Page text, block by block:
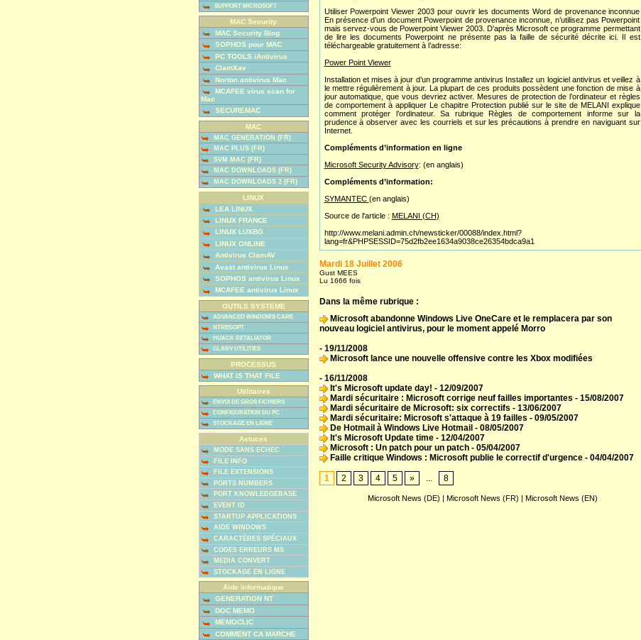
SUPPORT MICROSOFT
MAC Security
MAC Security Blog
SOPHOS pour MAC
PC TOOLS iAntivirus
ClamXav
Norton antivirus Mac
MCAFEE virus scan for
Mac
SECUREMAC
MAC
MAC GENERATION (FR)
MAC PLUS (FR)
SVM MAC (FR)
MAC DOWNLOADS (FR)
MAC DOWNLOADS 2 (FR)
LINUX
LEA LINUX
LINUX FRANCE
LINUX LUXBG
LINUX ONLINE
Antivirus ClamAV
Avast antivirus Linux
SOPHOS antivirus Linux
MCAFEE antivirus Linux
OUTILS SYSTEME
ADVANCED WINDOWS CARE
NTREGOPT
HIJACK RETALIATOR
GLARY UTILITIES
PROCESSUS
WHAT IS THAT FILE
Utilitaires
ENVOI DE GROS FICHIERS
CONFIGURATION DU PC
STOCKAGE EN LIGNE
Astuces
MODE SANS ECHEC
FILE INFO
FILE EXTENSIONS
PORTS NUMBERS
PORT KNOWLEDGEBASE
EVENT ID
STARTUP APPLICATIONS
AIDE WINDOWS
CARACTÈRES SPÉCIAUX
CODES ERREURS MS
MEDIA CONVERT
STOCKAGE EN LIGNE
Aide informatique
GENERATION NT
DOC MEMO
MEMOCLIC
COMMENT CA MARCHE
Utiliser Powerpoint Viewer 2003 pour ouvrir les documents Word de provenance inconnue
En présence d’un document Powerpoint de provenance inconnue, n’utilisez pas Powerpoint
mais servez-vous de Powerpoint Viewer 2003. D'après Microsoft ce programme permettant
de lire les documents Powerpoint ne présente pas la faille de sécurité décrite ici. Il est
téléchargeable gratuitement à l’adresse:
Power Point Viewer
Installation et mises à jour d’un programme antivirus Installez un logiciel antivirus et veillez à
le mettre régulièrement à jour. La plupart de ces produits possèdent une fonction de mise à
jour automatique, que vous devriez activer. Mesures de protection de l’ordinateur et règles
de comportement à appliquer Le chapitre Protection publié sur le site de MELANI explique
comment protéger l’ordinateur. Sa rubrique Règles de comportement informe sur la
prudence à observer avec les courriels et sur les précautions à prendre en naviguant sur
Internet.
Compléments d’information en ligne
Microsoft Security Advisory: (en anglais)
Compléments d’information:
SYMANTEC (en anglais)
Source de l'article : MELANI (CH)
http://www.melani.admin.ch/newsticker/00088/index.html?
lang=fr&PHPSESSID=75d2fb2ee1634a9038ce26354bdca9a1
Mardi 18 Juillet 2006
Gust MEES
Lu 1666 fois
Dans la même rubrique :
Microsoft abandonne Windows Live OneCare et le remplacera par son
nouveau logiciel antivirus, pour le moment appelé Morro
- 19/11/2008
Microsoft lance une nouvelle offensive contre les Xbox modifiées
- 16/11/2008
It's Microsoft update day! - 12/09/2007
Mardi sécuritaire : Microsoft corrige neuf failles importantes - 15/08/2007
Mardi sécuritaire de Microsoft: six correctifs - 13/06/2007
Mardi sécuritaire: Microsoft s'attaque à 19 failles - 09/05/2007
De Hotmail à Windows Live Hotmail - 08/05/2007
It's Microsoft Update time - 12/04/2007
Microsoft : Un patch pour un patch - 05/04/2007
Faille critique Windows : Microsoft publie le correctif d'urgence - 04/04/2007
1 2 3 4 5 » ... 8
Microsoft News (DE) | Microsoft News (FR) | Microsoft News (EN)